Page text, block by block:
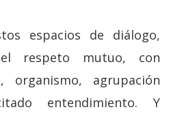
espacios de diálogo,
respeto mutuo, con
organismo, agrupación
entendimiento. Y